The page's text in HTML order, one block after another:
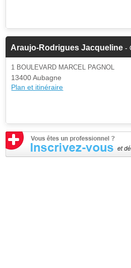
Araujo-Rodrigues Jacqueline -
1 BOULEVARD MARCEL PAGNOL
13400 Aubagne
Plan et itinéraire